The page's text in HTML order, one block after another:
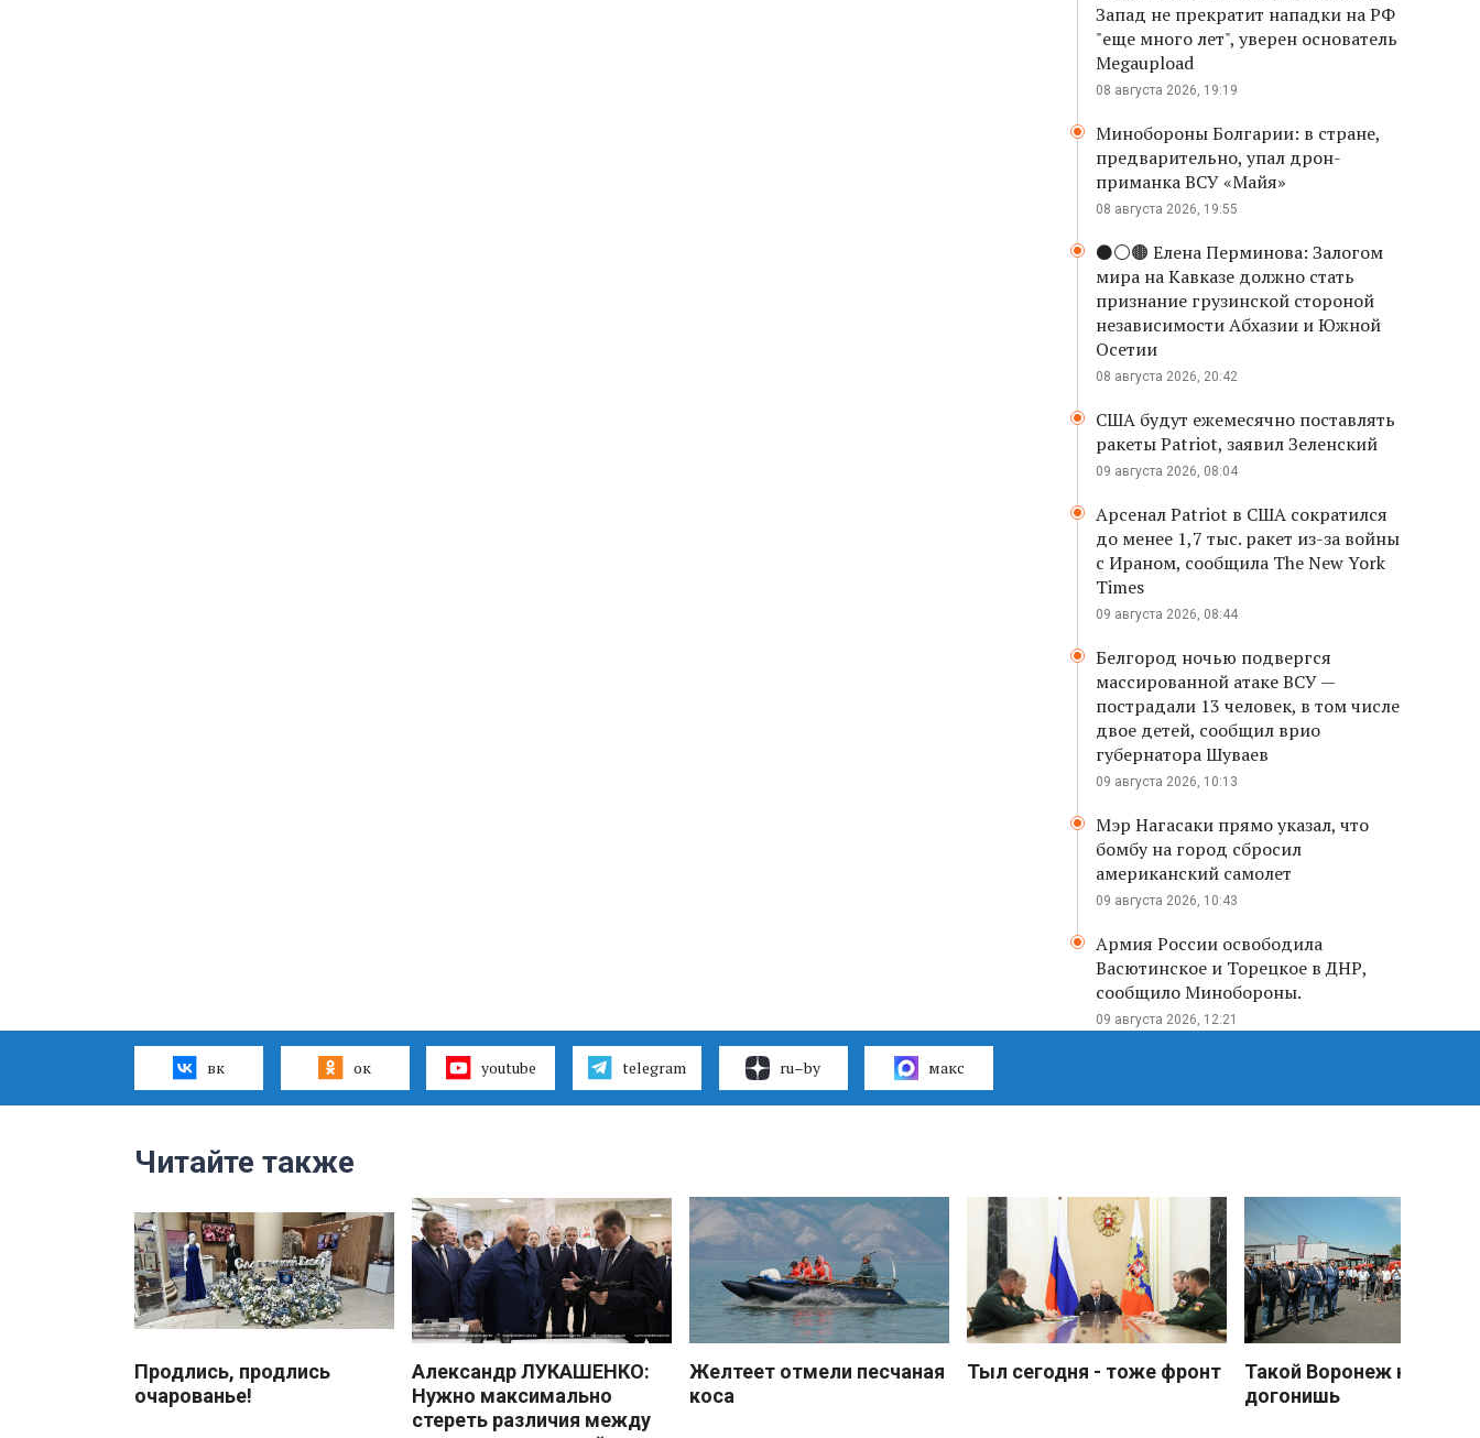
Запад не прекратит нападки на РФ
"еще много лет", уверен основатель
Megaupload
08 августа 2026, 19:19
Минобороны Болгарии: в стране,
предварительно, упал дрон-
приманка ВСУ «Майя»
08 августа 2026, 19:55
⚫️⚪️🟤 Елена Перминова: Залогом
мира на Кавказе должно стать
признание грузинской стороной
независимости Абхазии и Южной
Осетии
08 августа 2026, 20:42
США будут ежемесячно поставлять
ракеты Patriot, заявил Зеленский
09 августа 2026, 08:04
Арсенал Patriot в США сократился
до менее 1,7 тыс. ракет из-за войны
с Ираном, сообщила The New York
Times
09 августа 2026, 08:44
Белгород ночью подвергся
массированной атаке ВСУ —
пострадали 13 человек, в том числе
двое детей, сообщил врио
губернатора Шуваев
09 августа 2026, 10:13
Мэр Нагасаки прямо указал, что
бомбу на город сбросил
американский самолет
09 августа 2026, 10:43
Армия России освободила
Васютинское и Торецкое в ДНР,
сообщило Минобороны.
09 августа 2026, 12:21
вк ок youtube telegram ru–by макс
Читайте также
Продлись, продлись
очарованье!
Александр ЛУКАШЕНКО:
Нужно максимально
стереть различия между
Желтеет отмели песчаная
коса
Тыл сегодня - тоже фронт
Такой Воронеж не
догонишь